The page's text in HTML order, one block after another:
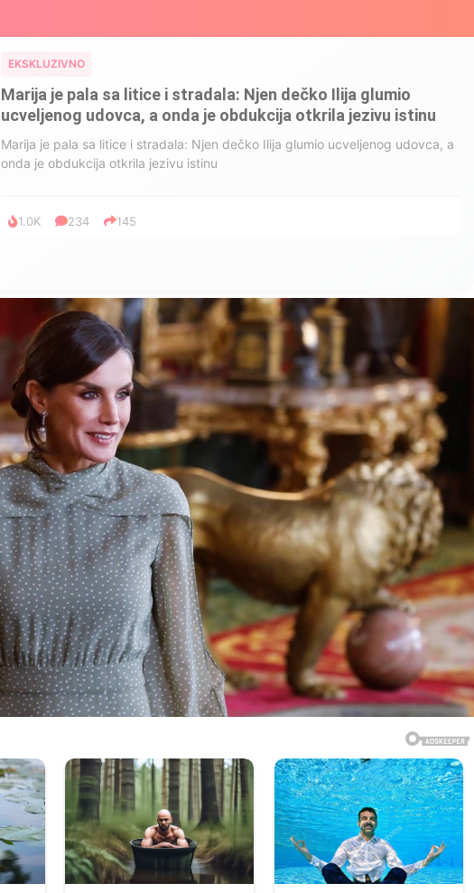
EKSKLUZIVNO
Marija je pala sa litice i stradala: Njen dečko Ilija glumio
ucveljenog udovca, a onda je obdukcija otkrila jezivu istinu
Marija je pala sa litice i stradala: Njen dečko Ilija glumio ucveljenog udovca, a
onda je obdukcija otkrila jezivu istinu
1.0K 234 145